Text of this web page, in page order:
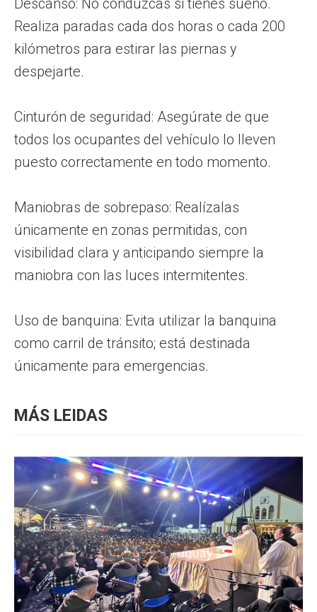
Realiza paradas cada dos horas o cada 200
kilómetros para estirar las piernas y
despejarte.
Cinturón de seguridad: Asegúrate de que
todos los ocupantes del vehículo lo lleven
puesto correctamente en todo momento.
Maniobras de sobrepaso: Realízalas
únicamente en zonas permitidas, con
visibilidad clara y anticipando siempre la
maniobra con las luces intermitentes.
Uso de banquina: Evita utilizar la banquina
como carril de tránsito; está destinada
únicamente para emergencias.
MÁS LEIDAS